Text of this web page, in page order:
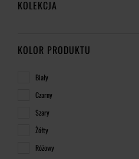
KOLEKCJA
KOLOR PRODUKTU
Biały
Czarny
Szary
Żółty
Różowy